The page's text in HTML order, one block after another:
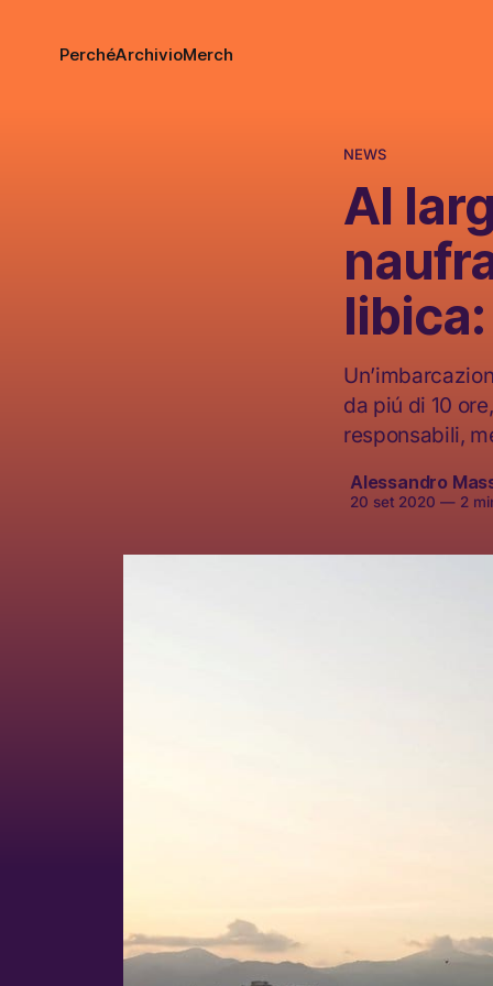
PerchéArchivioMerch
NEWS
Al
da piú di 10
responsabili,
Alessandro
20 set 2020 —2